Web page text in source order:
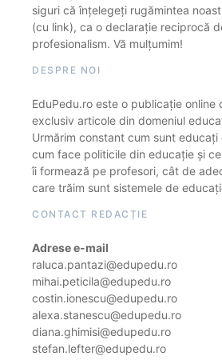
siguri că înțelegeți rugămintea
(cu link), ca o declarație reciprocă
profesionalism. Vă mulțumim!
DESPRE NOI
EduPedu.ro este o publicație online
exclusiv articole din domeniul
Urmărim constant cum sunt
cum face politicile din educație și
îi formează pe profesori, cât de
care trăim sunt sistemele de
CONTACT REDACȚIE
Adrese e-mail
raluca.pantazi@edupedu.ro
mihai.peticila@edupedu.ro
costin.ionescu@edupedu.ro
alexa.stanescu@edupedu.ro
diana.ghimisi@edupedu.ro
stefan.lefter@edupedu.ro